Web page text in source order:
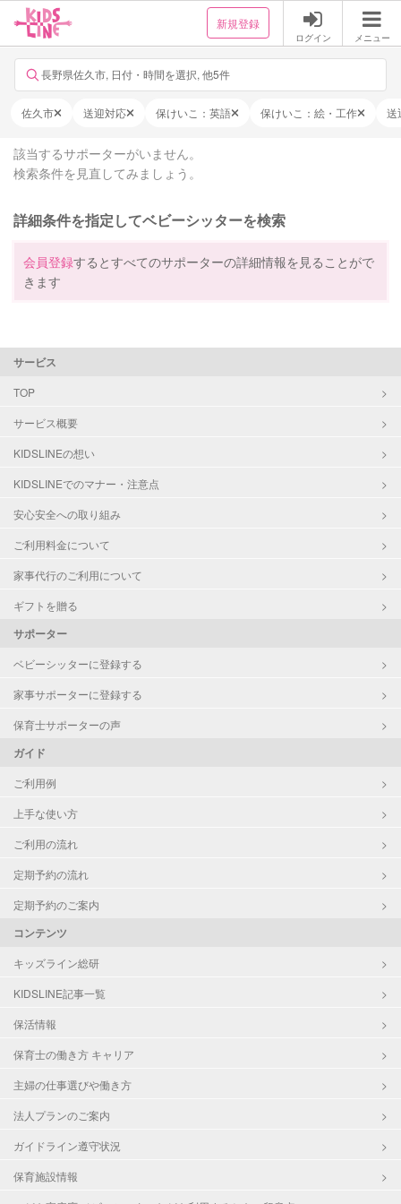
新規登録
ログイン メニュー
長野県佐久市, 日付・時間を選択, 他5件
佐久市 送迎対応 保けいこ：英語 保けいこ：絵・工作 送
該当するサポーターがいません。
検索条件を見直してみましょう。
詳細条件を指定してベビーシッターを検索
会員登録するとすべてのサポーターの詳細情報を見ることがで
きます
サービス
TOP
サービス概要
KIDSLINEの想い
KIDSLINEでのマナー・注意点
安心安全への取り組み
ご利用料金について
家事代行のご利用について
ギフトを贈る
サポーター
ベビーシッターに登録する
家事サポーターに登録する
保育士サポーターの声
ガイド
ご利用例
上手な使い方
ご利用の流れ
定期予約の流れ
定期予約のご案内
コンテンツ
キッズライン総研
KIDSLINE記事一覧
保活情報
保育士の働き方 キャリア
主婦の仕事選びや働き方
法人プランのご案内
ガイドライン遵守状況
保育施設情報